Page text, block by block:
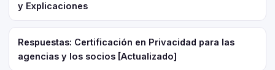
y Explicaciones
Respuestas: Certificación en Privacidad para las
agencias y los socios [Actualizado]